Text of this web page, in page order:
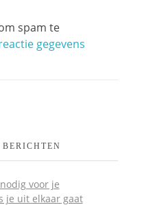
spam te
gegevens
BERICHTEN
voor je
je uit elkaar gaat